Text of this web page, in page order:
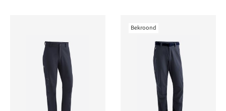
Bekroond